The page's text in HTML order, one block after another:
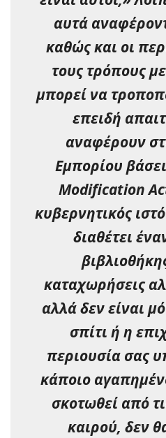
αυτά
καθώς και οι
τους τρόπους
μπορεί να
επειδή
αναφέρουν
Εμπορίου
Modification
κυβερνητικός
διαθέτει
καταχωρήσεις
αλλά δεν είναι
σπίτι ή η
περιουσία σας
κάποιο
σκοτωθεί από
καιρού, δεν